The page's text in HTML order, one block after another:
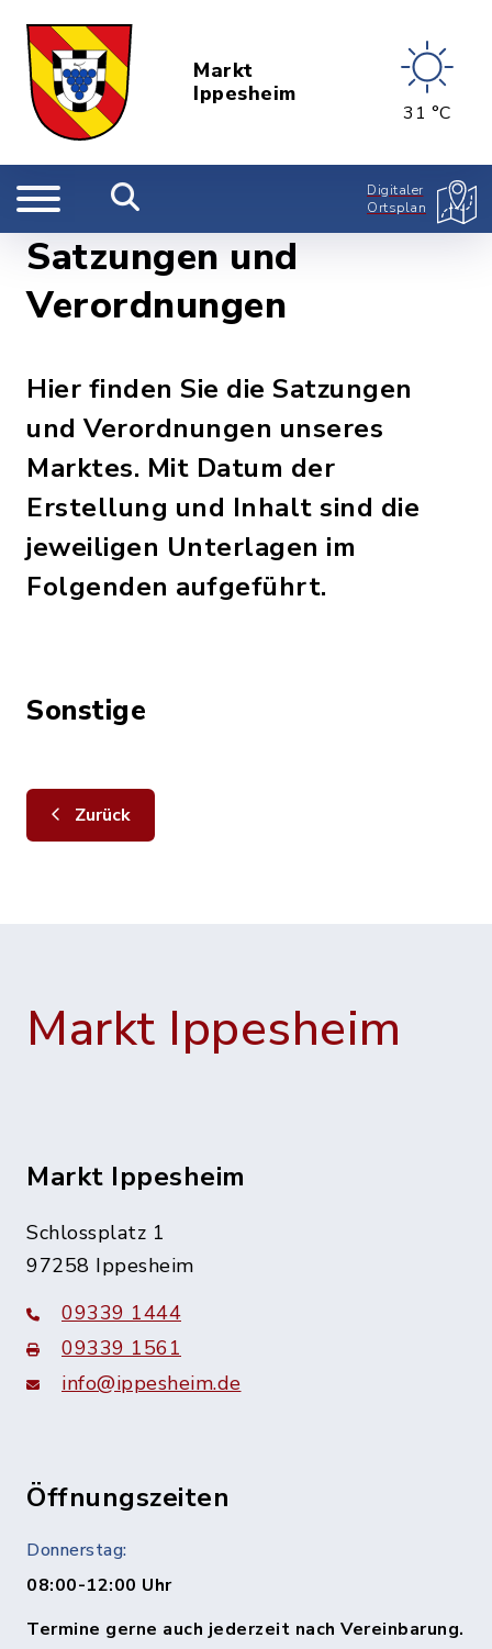
Markt
Ippesheim
31 °C
Digitaler
Ortsplan
Satzungen und
Verordnungen
Hier finden Sie die Satzungen
und Verordnungen unseres
Marktes. Mit Datum der
Erstellung und Inhalt sind die
jeweiligen Unterlagen im
Folgenden aufgeführt.
Sonstige
Zurück
Markt Ippesheim
Markt Ippesheim
Schlossplatz 1
97258 Ippesheim
09339 1444
09339 1561
info@ippesheim.de
Öffnungszeiten
Donnerstag:
08:00-12:00 Uhr
Termine gerne auch jederzeit nach Vereinbarung.